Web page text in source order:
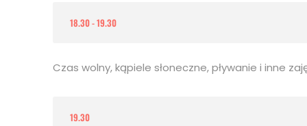
18.30 - 19.30
Czas wolny, kąpiele słoneczne, pływanie i inne
19.30